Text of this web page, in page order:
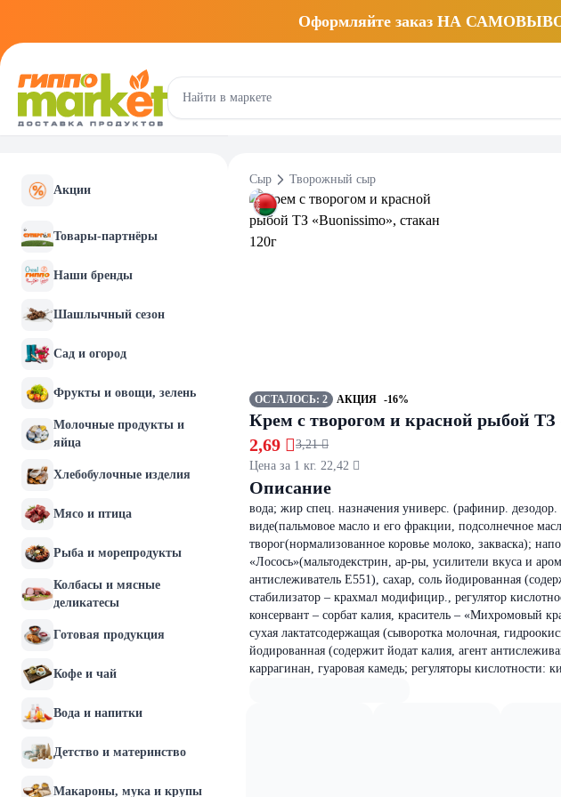
Оформляйте заказ НА
Акции
Товары-партнёры
Наши бренды
Шашлычный сезон
Сад и огород
Фрукты и овощи, зелень
Молочные продукты и
яйца
Хлебобулочные изделия
Мясо и птица
Рыба и морепродукты
Колбасы и мясные
деликатесы
Готовая продукция
Кофе и чай
Вода и напитки
Детство и материнство
Макароны, мука и крупы
Сыр Творожный сыр
ОСТАЛОСЬ: 2 АКЦИЯ -16%
Крем с творогом и красной рыбой ТЗ
2,69 3,21 
Цена за 1 кг. 22,42 
Описание
вода; жир спец. назначения универс. (рафинир.
виде(пальмовое масло и его фракции, подсолнечное
творог(нормализованное коровье молоко, закваска);
«Лосось»(мальтодекстрин, ар-ры, усилители вкуса и
антислеживатель Е551), сахар, соль йодированная
стабилизатор – крахмал модифицир., регулятор
консервант – сорбат калия, краситель – «Михромовый
сухая лактатсодержащая (сыворотка молочная,
йодированная (содержит йодат калия, агент
каррагинан, гуаровая камедь; регуляторы кислотности: